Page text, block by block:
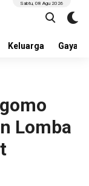
Keluarga Gaya
Sabtu, 08 Agu 2026
Lomba